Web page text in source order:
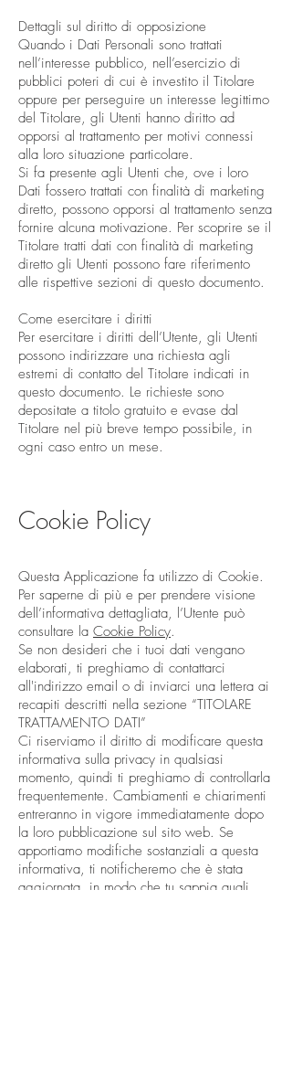
Dettagli sul diritto di opposizione
Quando i Dati Personali sono trattati
nell’interesse pubblico, nell’esercizio di
pubblici poteri di cui è investito il Titolare
oppure per perseguire un interesse legittimo
del Titolare, gli Utenti hanno diritto ad
opporsi al trattamento per motivi connessi
alla loro situazione particolare.
Si fa presente agli Utenti che, ove i loro
Dati fossero trattati con finalità di marketing
diretto, possono opporsi al trattamento senza
fornire alcuna motivazione. Per scoprire se il
Titolare tratti dati con finalità di marketing
diretto gli Utenti possono fare riferimento
alle rispettive sezioni di questo documento.
Come esercitare i diritti
Per esercitare i diritti dell’Utente, gli Utenti
possono indirizzare una richiesta agli
estremi di contatto del Titolare indicati in
questo documento. Le richieste sono
depositate a titolo gratuito e evase dal
Titolare nel più breve tempo possibile, in
ogni caso entro un mese.
Cookie Policy
Questa Applicazione fa utilizzo di Cookie.
Per saperne di più e per prendere visione
dell’informativa dettagliata, l’Utente può
consultare la Cookie Policy.
Se non desideri che i tuoi dati vengano
elaborati, ti preghiamo di contattarci
all'indirizzo email o di inviarci una lettera ai
recapiti descritti nella sezione “TITOLARE
TRATTAMENTO DATI”
Ci riserviamo il diritto di modificare questa
informativa sulla privacy in qualsiasi
momento, quindi ti preghiamo di controllarla
frequentemente. Cambiamenti e chiarimenti
entreranno in vigore immediatamente dopo
la loro pubblicazione sul sito web. Se
apportiamo modifiche sostanziali a questa
informativa, ti notificheremo che è stata
aggiornata, in modo che tu sappia quali